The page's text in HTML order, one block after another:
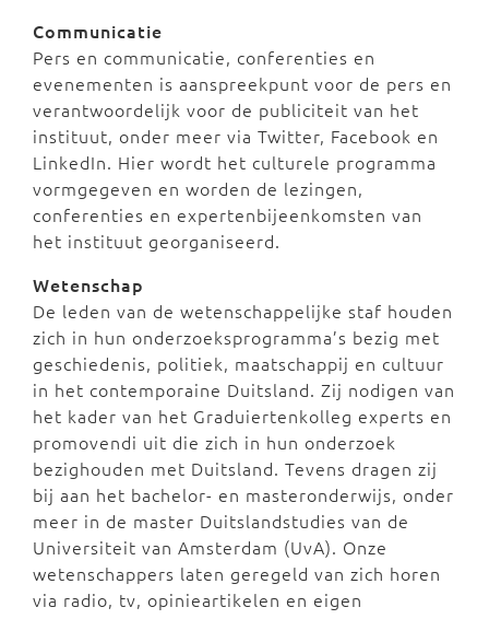
Communicatie
Pers en communicatie, conferenties en
evenementen is aanspreekpunt voor de pers en
verantwoordelijk voor de publiciteit van het
instituut, onder meer via Twitter, Facebook en
LinkedIn. Hier wordt het culturele programma
vormgegeven en worden de lezingen,
conferenties en expertenbijeenkomsten van
het instituut georganiseerd.
Wetenschap
De leden van de wetenschappelijke staf houden
zich in hun onderzoeksprogramma’s bezig met
geschiedenis, politiek, maatschappij en cultuur
in het contemporaine Duitsland. Zij nodigen van
het kader van het Graduiertenkolleg experts en
promovendi uit die zich in hun onderzoek
bezighouden met Duitsland. Tevens dragen zij
bij aan het bachelor- en masteronderwijs, onder
meer in de master Duitslandstudies van de
Universiteit van Amsterdam (UvA). Onze
wetenschappers laten geregeld van zich horen
via radio, tv, opinieartikelen en eigen